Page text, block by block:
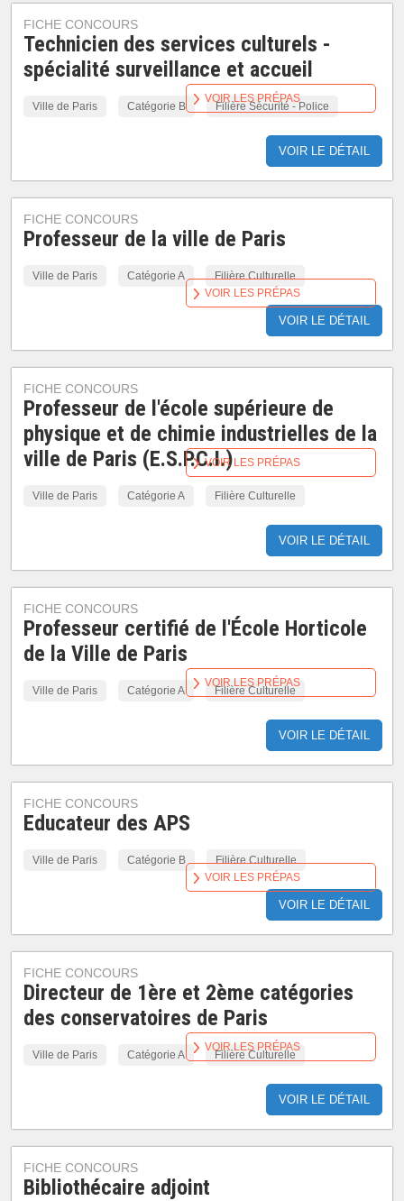
FICHE CONCOURS
Technicien des services culturels -
spécialité surveillance et accueil
Ville de Paris Catégorie B Filière Sécurité - Police
VOIR LE DÉTAIL
VOIR LES PRÉPAS
FICHE CONCOURS
Professeur de la ville de Paris
Ville de Paris Catégorie A Filière Culturelle
VOIR LE DÉTAIL
VOIR LES PRÉPAS
FICHE CONCOURS
Professeur de l'école supérieure de
physique et de chimie industrielles de la
ville de Paris (E.S.P.C.I.)
Ville de Paris Catégorie A Filière Culturelle
VOIR LE DÉTAIL
VOIR LES PRÉPAS
FICHE CONCOURS
Professeur certifié de l'École Horticole
de la Ville de Paris
Ville de Paris Catégorie A Filière Culturelle
VOIR LE DÉTAIL
VOIR LES PRÉPAS
FICHE CONCOURS
Educateur des APS
Ville de Paris Catégorie B Filière Culturelle
VOIR LE DÉTAIL
VOIR LES PRÉPAS
FICHE CONCOURS
Directeur de 1ère et 2ème catégories
des conservatoires de Paris
Ville de Paris Catégorie A Filière Culturelle
VOIR LE DÉTAIL
VOIR LES PRÉPAS
FICHE CONCOURS
Bibliothécaire adjoint